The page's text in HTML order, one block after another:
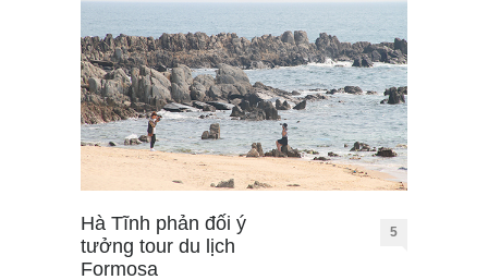
Hà Tĩnh phản đối ý
tưởng tour du lịch
Formosa
5